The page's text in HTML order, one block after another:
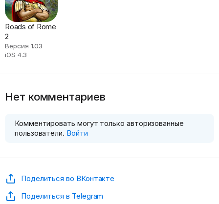
Roads of Rome
2
Версия 1.03
iOS 4.3
Нет комментариев
Комментировать могут только авторизованные
пользователи. Войти
Поделиться во ВКонтакте
Поделиться в Telegram